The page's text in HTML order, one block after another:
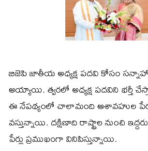
బిజెపి జాతీయ అధ్యక్ష పదవి కోసం
అయ్యాయి. త్వరలో అధ్యక్ష పదవిని భర్తీ
ఈ నేపథ్యంలో చాలామంది ఆశావహుల
వస్తున్నాయి. దక్షిణాది రాష్ట్రాల నుంచి
పేర్లు ప్రముఖంగా వినిపిస్తున్నాయి.